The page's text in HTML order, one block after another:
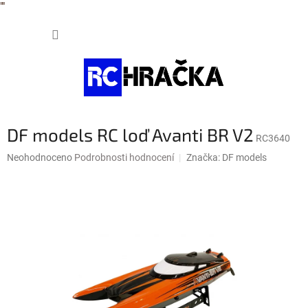
""
DF models RC loď Avanti BR V2 RC3640
Průměrné
Neohodnoceno Podrobnosti hodnocení Značka: DF models